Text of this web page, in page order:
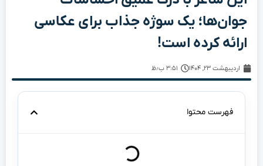
جوان‌ها؛ یک سوژه جذاب برای عکاسی
ارائه کرده است!
اردیبهشت ۲۳, ۱۴۰۴ ۳:۵۱ ب٫ظ
فهرست محتوا